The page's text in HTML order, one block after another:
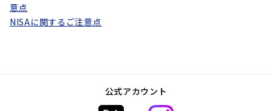
意点
NISAに関するご注意点
公式アカウント